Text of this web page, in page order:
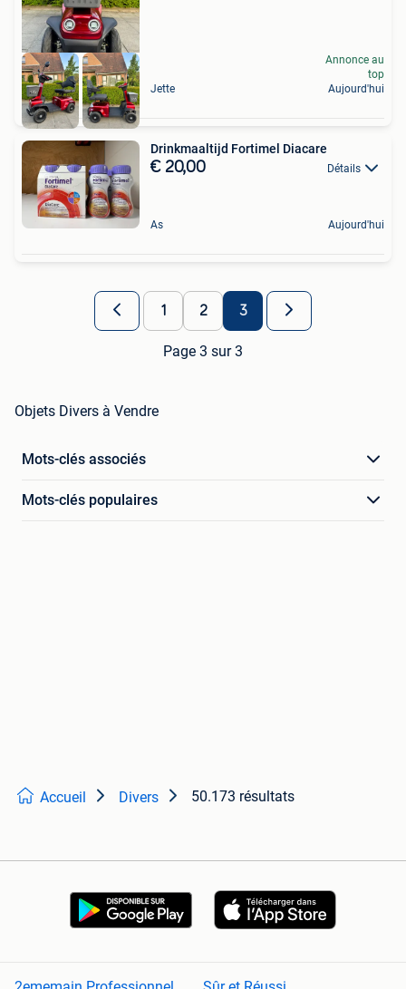
Jette
Annonce au
top
Aujourd'hui
Drinkmaaltijd Fortimel Diacare
€ 20,00 Détails
As Aujourd'hui
1 2 3
Page 3 sur 3
Objets Divers à Vendre
Mots-clés associés
Mots-clés populaires
Accueil Divers 50.173 résultats